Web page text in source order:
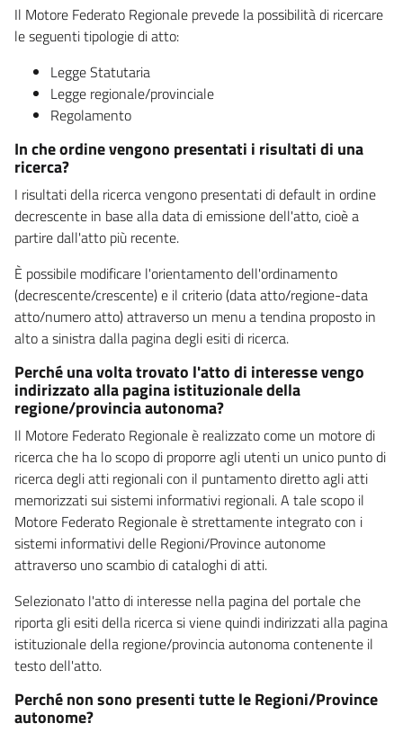
Il Motore Federato Regionale prevede la possibilità di ricercare
le seguenti tipologie di atto:
Legge Statutaria
Legge regionale/provinciale
Regolamento
In che ordine vengono presentati i risultati di una
ricerca?
I risultati della ricerca vengono presentati di default in ordine
decrescente in base alla data di emissione dell'atto, cioè a
partire dall'atto più recente.
È possibile modificare l'orientamento dell'ordinamento
(decrescente/crescente) e il criterio (data atto/regione-data
atto/numero atto) attraverso un menu a tendina proposto in
alto a sinistra dalla pagina degli esiti di ricerca.
Perché una volta trovato l'atto di interesse vengo
indirizzato alla pagina istituzionale della
regione/provincia autonoma?
Il Motore Federato Regionale è realizzato come un motore di
ricerca che ha lo scopo di proporre agli utenti un unico punto di
ricerca degli atti regionali con il puntamento diretto agli atti
memorizzati sui sistemi informativi regionali. A tale scopo il
Motore Federato Regionale è strettamente integrato con i
sistemi informativi delle Regioni/Province autonome
attraverso uno scambio di cataloghi di atti.
Selezionato l'atto di interesse nella pagina del portale che
riporta gli esiti della ricerca si viene quindi indirizzati alla pagina
istituzionale della regione/provincia autonoma contenente il
testo dell'atto.
Perché non sono presenti tutte le Regioni/Province
autonome?